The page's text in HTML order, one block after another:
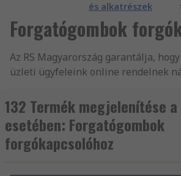
és alkatrészek
Forgatógombok
Az RS Magyarország garantálja,
üzleti ügyfeleink online rendelnek
szabványoknak megfelelő
A vevőszolgálatunk magas
építhetjük hírnevünket. A(z)
való forgatógombok és kiegészítő
132 Termék megjelenítése
esetében: Forgatógombok
forgókapcsolóhoz